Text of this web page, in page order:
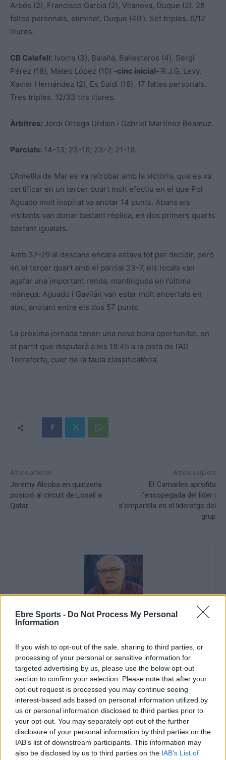
Ebre Sports - Do Not Process My Personal
Information
If you wish to opt-out of the sale, sharing to third parties, or
processing of your personal or sensitive information for
targeted advertising by us, please use the below opt-out
section to confirm your selection. Please note that after your
opt-out request is processed you may continue seeing
interest-based ads based on personal information utilized by
us or personal information disclosed to third parties prior to
your opt-out. You may separately opt-out of the further
disclosure of your personal information by third parties on the
IAB’s list of downstream participants. This information may
also be disclosed by us to third parties on the IAB’s List of
Arbós (2), Francisco Garcia (2), Vilanova, Duque (2). 28
faltes personals, eliminat, Duque (40′). Set triples. 6/12
lliures.
CB Calafell: Ivorra (3), Balañá, Ballesteros (4), Sergi
Pérez (18), Mateo López (10) -cinc inicial- R.J.G, Levy,
Xavier Hernández (2), Es Saidi (18). 17 faltes personals.
Tres triples. 12/33 tirs lliures.
Àrbitres: Jordi Ortega Urdain i Gabriel Martínez Beamuz.
Parcials: 14-13; 23-16; 23-7; 21-19.
L’Ametlla de Mar es va retrobar amb la victòria, que es va
certificar en un tercer quart molt efectiu en el que Pol
Aguado molt inspirat va anotar 14 punts. Abans els
visitants van donar bastant rèplica, en dos primers quarts
bastant igualats.
Amb 37-29 al descans encara estava tot per decidir, però
en el tercer quart amb el parcial 23-7, els locals van
agafar una important renda, mantinguda en l’última
mànega. Aguado i Gavilán van estar molt encertats en
atac, anotant entre els dos 57 punts.
La pròxima jornada tenen una nova bona oportunitat, en
el partit que disputarà a les 18:45 a la pista de l’AD
Torreforta, cuer de la taula classificatòria.
Article anterior
Jeremy Alcoba en quinzena
posició al circuit de Losail a
Qatar
Article següent
El Camarles aprofita
l’ensopegada del líder i
s’emparella en el lideratge del
grup
ARTICLES RELACIONATS
El Cantaires amb baixes rep al CB
Viladecans en el tram decisiu de la lliga
maig 9, 2026